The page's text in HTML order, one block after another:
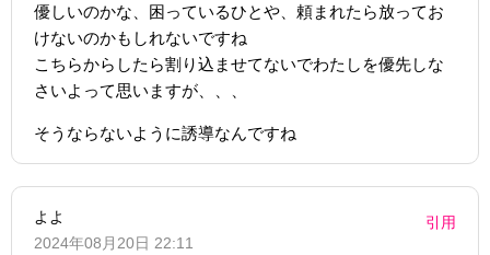
優しいのかな、困っているひとや、頼まれたら放ってお
けないのかもしれないですね
こちらからしたら割り込ませてないでわたしを優先しな
さいよって思いますが、、、
そうならないように誘導なんですね
よよ
2024年08月20日 22:11
引用